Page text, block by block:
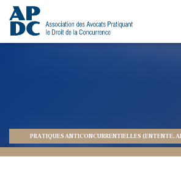
PRATIQUES ANTICONCURRENTIELLES (ENTENTE,